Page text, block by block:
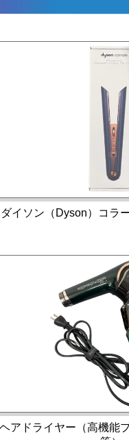
ダイソン（Dyson）コラ
ヘアドライヤー（高機能